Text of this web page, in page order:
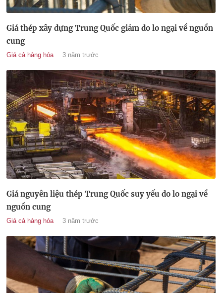
Giá thép xây dựng Trung Quốc giảm do lo ngại về nguồn
cung
Giá cả hàng hóa 3 năm trước
Giá nguyên liệu thép Trung Quốc suy yếu do lo ngại về
nguồn cung
Giá cả hàng hóa 3 năm trước